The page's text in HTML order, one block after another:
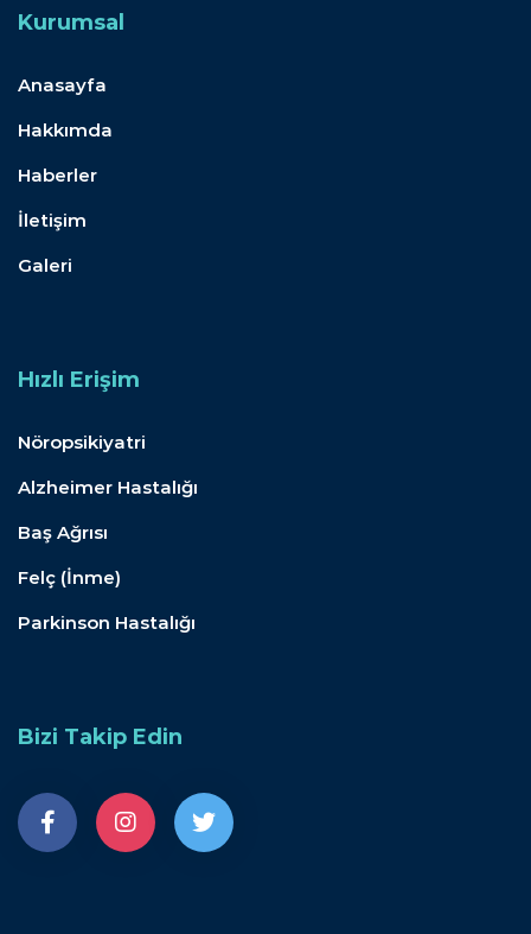
Kurumsal
Anasayfa
Hakkımda
Haberler
İletişim
Galeri
Hızlı Erişim
Nöropsikiyatri
Alzheimer Hastalığı
Baş Ağrısı
Felç (İnme)
Parkinson Hastalığı
Bizi Takip Edin